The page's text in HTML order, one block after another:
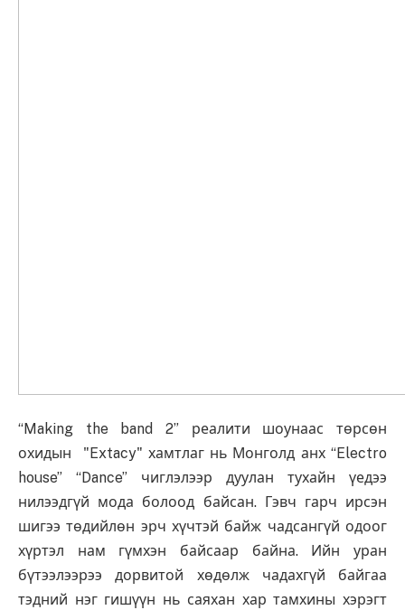
“Making the band 2” реалити шоунаас төрсөн
охидын "Extacy" хамтлаг нь Монголд анх “Electro
house” “Dance” чиглэлээр дуулан тухайн үедээ
нилээдгүй мода болоод байсан. Гэвч гарч ирсэн
шигээ төдийлөн эрч хүчтэй байж чадсангүй одоог
хүртэл нам гүмхэн байсаар байна. Ийн уран
бүтээлээрээ дорвитой хөдөлж чадахгүй байгаа
тэдний нэг гишүүн нь саяхан хар тамхины хэрэгт